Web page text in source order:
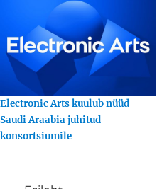
Electronic Arts kuulub nüüd
Saudi Araabia juhitud
konsortsiumile